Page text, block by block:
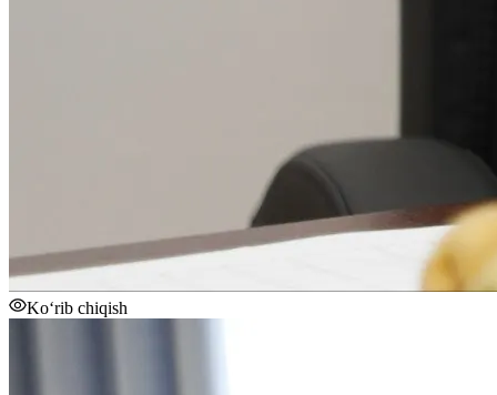
Ko‘rib chiqish